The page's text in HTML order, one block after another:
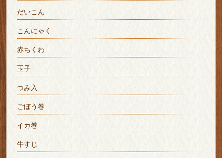
だいこん
こんにゃく
赤ちくわ
玉子
つみ入
ごぼう巻
イカ巻
牛すじ